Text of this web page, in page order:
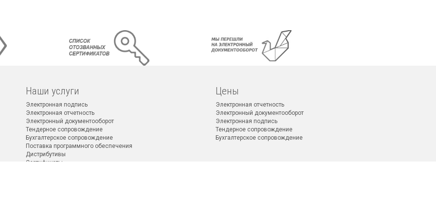
Наши услуги
Электронная подпись
Электронная отчетность
Электронный документооборот
Тендерное сопровождение
Бухгалтерское сопровождение
Поставка программного обеспечения
Дистрибутивы
Сертификаты
Цены
Электронная отчетность
Электронный документооборот
Электронная подпись
Тендерное сопровождение
Бухгалтерское сопровождение